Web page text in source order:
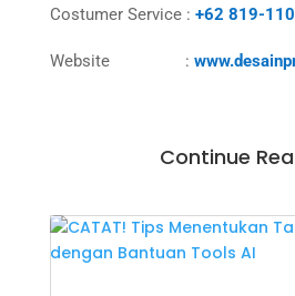
Costumer Service : +62 819-
Website :
Continue